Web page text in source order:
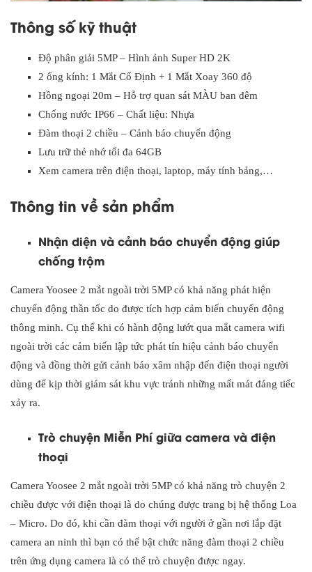
Thông số kỹ thuật
Độ phân giải 5MP – Hình ảnh Super HD 2K
2 ống kính: 1 Mắt Cố Định + 1 Mắt Xoay 360 độ
Hồng ngoại 20m – Hỗ trợ quan sát MÀU ban đêm
Chống nước IP66 – Chất liệu: Nhựa
Đàm thoại 2 chiều – Cảnh báo chuyển động
Lưu trữ thẻ nhớ tối đa 64GB
Xem camera trên điện thoại, laptop, máy tính bảng,…
Thông tin về sản phẩm
Nhận diện và cảnh báo chuyển động giúp
chống trộm
Camera Yoosee 2 mắt ngoài trời 5MP có khả năng phát hiện
chuyển động thần tốc do được tích hợp cảm biến chuyển động
thông minh. Cụ thể khi có hành động lướt qua mắt camera wifi
ngoài trời các cảm biến lập tức phát tín hiệu cảnh báo chuyển
động và đồng thời gửi cảnh báo xâm nhập đến điện thoại người
dùng để kịp thời giám sát khu vực tránh những mất mát đáng tiếc
xảy ra.
Trò chuyện Miễn Phí giữa camera và điện
thoại
Camera Yoosee 2 mắt ngoài trời 5MP có khả năng trò chuyện 2
chiều được với điện thoại là do chúng được trang bị hệ thống Loa
– Micro. Do đó, khi cần đàm thoại với người ở gần nơi lắp đặt
camera an ninh thì bạn có thể bật chức năng đàm thoại 2 chiều
trên ứng dụng camera là có thể trò chuyện được ngay.